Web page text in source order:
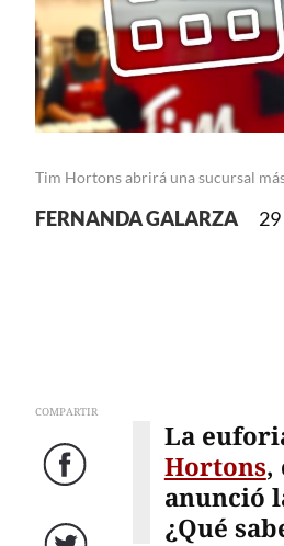
Tim Hortons abrirá una sucursal
FERNANDA GALARZA
COMPARTIR
Facebook
La
Hortons,
anunció
¿Qué